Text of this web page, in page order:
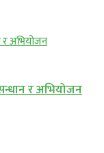
र अभियोजन